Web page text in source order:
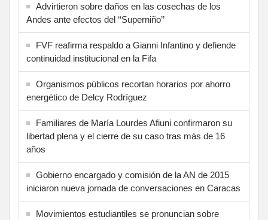
Advirtieron sobre daños en las cosechas de los
Andes ante efectos del ‘‘Superniño’’
FVF reafirma respaldo a Gianni Infantino y defiende
continuidad institucional en la Fifa
Organismos públicos recortan horarios por ahorro
energético de Delcy Rodríguez
Familiares de María Lourdes Afiuni confirmaron su
libertad plena y el cierre de su caso tras más de 16
años
Gobierno encargado y comisión de la AN de 2015
iniciaron nueva jornada de conversaciones en Caracas
Movimientos estudiantiles se pronuncian sobre